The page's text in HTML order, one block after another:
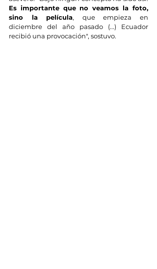
Es importante que no veamos la foto,
sino la película, que empieza en
diciembre del año pasado (...) Ecuador
recibió una provocación", sostuvo.